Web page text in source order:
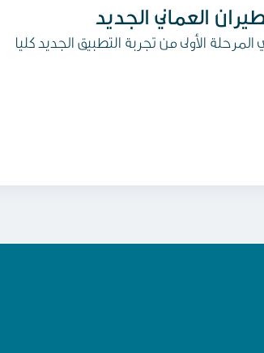
العماني الجديد
الأولى من تجربة التطبيق الجديد كليا